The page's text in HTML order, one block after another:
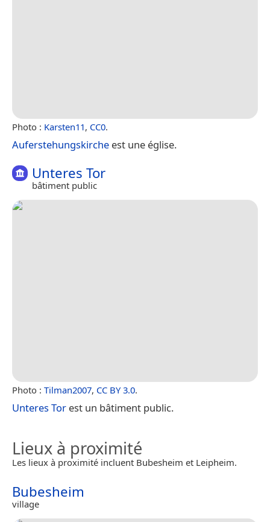
Photo : Karsten11, CC0.
Auferstehungskirche est une église.
Unteres Tor
bâtiment public
Photo : Tilman2007, CC BY 3.0.
Unteres Tor est un bâtiment public.
Lieux à proximité
Les lieux à proximité incluent Bubesheim et Leipheim.
Bubesheim
village